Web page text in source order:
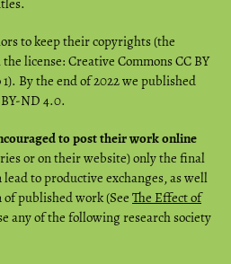
to keep their copyrights (the
license: Creative Commons CC BY
By the end of 2022 we published
ND 4.0.
to post their work online
or on their website) only the final
to productive exchanges, as well
published work (See The Effect of
any of the following research society